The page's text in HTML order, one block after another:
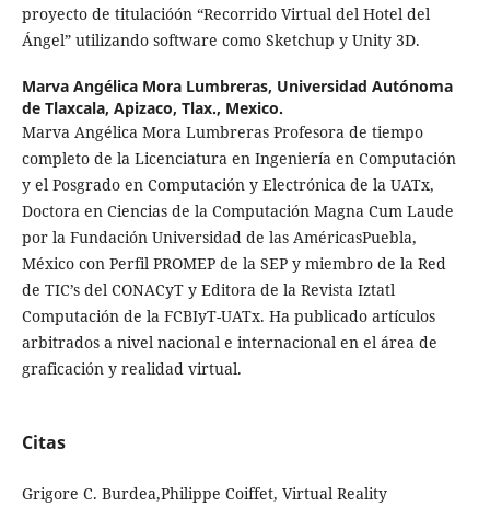
proyecto de titulacióón “Recorrido Virtual del Hotel del
Ángel” utilizando software como Sketchup y Unity 3D.
Marva Angélica Mora Lumbreras, Universidad Autónoma
de Tlaxcala, Apizaco, Tlax., Mexico.
Marva Angélica Mora Lumbreras Profesora de tiempo
completo de la Licenciatura en Ingeniería en Computación
y el Posgrado en Computación y Electrónica de la UATx,
Doctora en Ciencias de la Computación Magna Cum Laude
por la Fundación Universidad de las AméricasPuebla,
México con Perfil PROMEP de la SEP y miembro de la Red
de TIC’s del CONACyT y Editora de la Revista Iztatl
Computación de la FCBIyT-UATx. Ha publicado artículos
arbitrados a nivel nacional e internacional en el área de
graficación y realidad virtual.
Citas
Grigore C. Burdea,Philippe Coiffet, Virtual Reality